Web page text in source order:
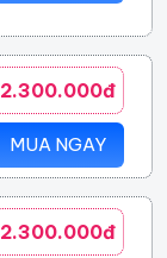
2.300.000đ
MUA NGAY
2.300.000đ